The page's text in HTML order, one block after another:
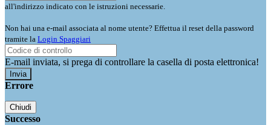
all'indirizzo indicato con le istruzioni necessarie.
Non hai una e-mail associata al nome utente? Effettua il reset della password
tramite la Login Spaggiari
E-mail inviata, si prega di controllare la casella di posta elettronica!
Errore
Chiudi
Successo